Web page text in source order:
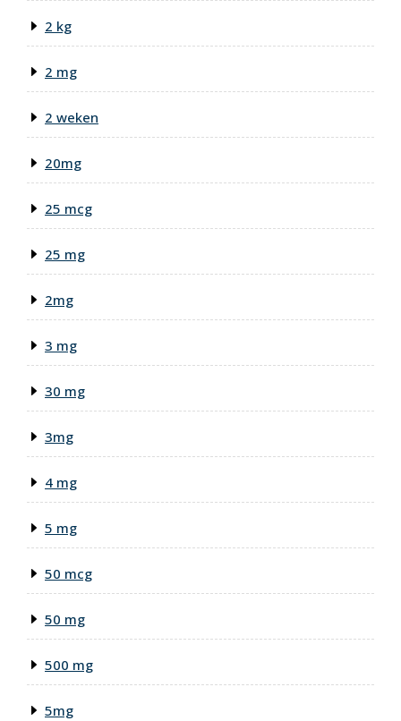
2 kg
2 mg
2 weken
20mg
25 mcg
25 mg
2mg
3 mg
30 mg
3mg
4 mg
5 mg
50 mcg
50 mg
500 mg
5mg